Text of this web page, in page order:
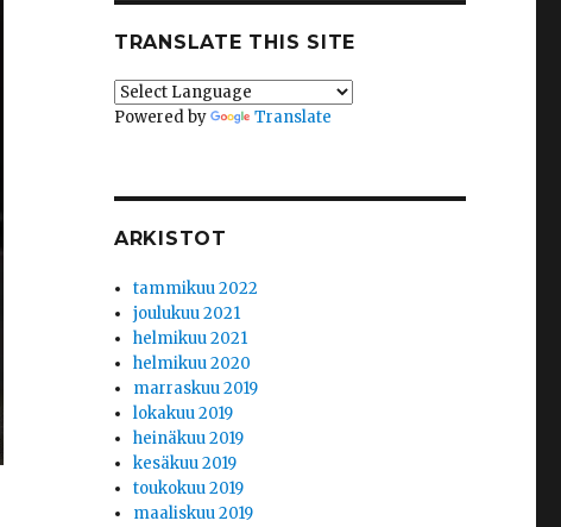
TRANSLATE THIS SITE
Powered by Translate
ARKISTOT
tammikuu 2022
joulukuu 2021
helmikuu 2021
helmikuu 2020
marraskuu 2019
lokakuu 2019
heinäkuu 2019
kesäkuu 2019
toukokuu 2019
maaliskuu 2019